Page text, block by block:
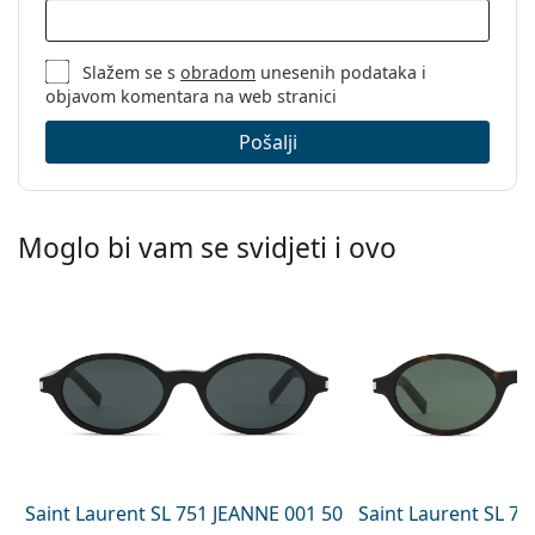
Slažem se sobradom unesenih podataka i
objavom komentara na web stranici
Pošalji
Moglo bi vam se svidjeti i ovo
Saint Laurent SL 751 JEANNE 001 50 Saint Laurent SL